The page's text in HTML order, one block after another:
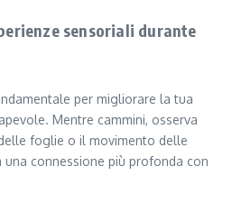
sensoriali durante
per migliorare la tua
Mentre cammini, osserva
foglie o il movimento delle
connessione più profonda con